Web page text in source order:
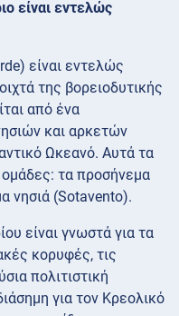
είναι εντελώς
είναι εντελώς
της βορειοδυτικής
από ένα
και αρκετών
Ωκεανό. Αυτά τα
ομάδες: τα προσήνεμα
νησιά (Sotavento).
είναι γνωστά για τα
κορυφές, τις
πολιτιστική
για τον Κρεολικό